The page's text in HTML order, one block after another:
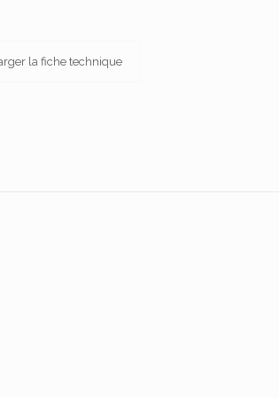
la fiche technique